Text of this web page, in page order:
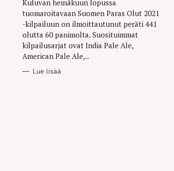
Kuluvan heinäkuun lopussa
tuomaroitavaan Suomen Paras Olut 2021
-kilpailuun on ilmoittautunut peräti 441
olutta 60 panimolta. Suosituimmat
kilpailusarjat ovat India Pale Ale,
American Pale Ale,..
Lue lisää